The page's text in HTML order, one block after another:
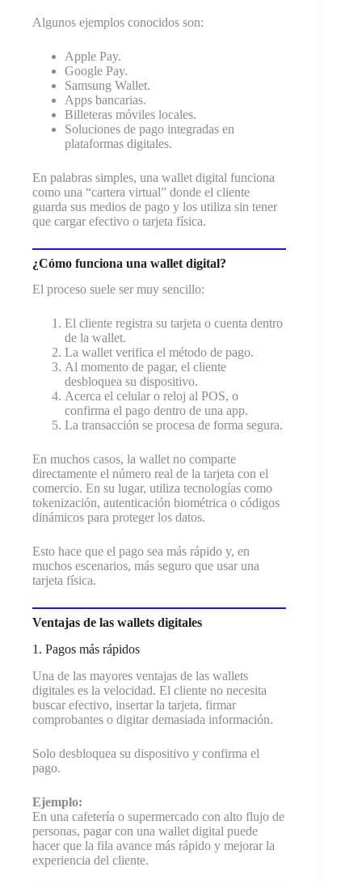
Algunos ejemplos conocidos son:
Apple Pay.
Google Pay.
Samsung Wallet.
Apps bancarias.
Billeteras móviles locales.
Soluciones de pago integradas en
plataformas digitales.
En palabras simples, una wallet digital funciona
como una “cartera virtual” donde el cliente
guarda sus medios de pago y los utiliza sin tener
que cargar efectivo o tarjeta física.
¿Cómo funciona una wallet digital?
El proceso suele ser muy sencillo:
El cliente registra su tarjeta o cuenta dentro
de la wallet.
La wallet verifica el método de pago.
Al momento de pagar, el cliente
desbloquea su dispositivo.
Acerca el celular o reloj al POS, o
confirma el pago dentro de una app.
La transacción se procesa de forma segura.
En muchos casos, la wallet no comparte
directamente el número real de la tarjeta con el
comercio. En su lugar, utiliza tecnologías como
tokenización, autenticación biométrica o códigos
dinámicos para proteger los datos.
Esto hace que el pago sea más rápido y, en
muchos escenarios, más seguro que usar una
tarjeta física.
Ventajas de las wallets digitales
1. Pagos más rápidos
Una de las mayores ventajas de las wallets
digitales es la velocidad. El cliente no necesita
buscar efectivo, insertar la tarjeta, firmar
comprobantes o digitar demasiada información.
Solo desbloquea su dispositivo y confirma el
pago.
Ejemplo:
En una cafetería o supermercado con alto flujo de
personas, pagar con una wallet digital puede
hacer que la fila avance más rápido y mejorar la
experiencia del cliente.